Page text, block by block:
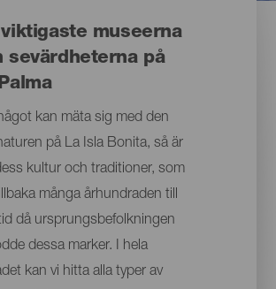
museerna
sevärdheterna på
kan mäta sig med den
på La Isla Bonita, så är
kultur och traditioner, som
många århundraden till
då ursprungsbefolkningen
dessa marker. I hela
kan vi hitta alla typer av